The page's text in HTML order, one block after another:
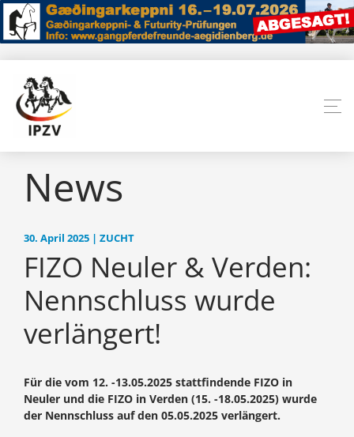
News
30. April 2025 | ZUCHT
FIZO Neuler & Verden:
Nennschluss wurde
verlängert!
Für die vom 12. -13.05.2025 stattfindende FIZO in
Neuler und die FIZO in Verden (15. -18.05.2025) wurde
der Nennschluss auf den 05.05.2025 verlängert.